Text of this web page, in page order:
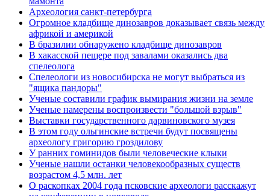
Археология санкт-петербурга
Огромное кладбище динозавров доказывает связь между
африкой и америкой
В бразилии обнаружено кладбище динозавров
В хакасской пещере под завалами оказались два
спелеолога
Спелеологи из новосибирска не могут выбраться из
"ящика пандоры"
Ученые составили график вымирания жизни на земле
Ученые намерены воспроизвести "большой взрыв"
Выставки государственного дарвиновского музея
В этом году ольгинские встречи будут посвящены
археологу григорию гроздилову
У ранних гоминидов были человеческие клыки
Ученые нашли останки человекообразных существ
возрастом 4,5 млн. лет
О раскопках 2004 года псковские археологи расскажут